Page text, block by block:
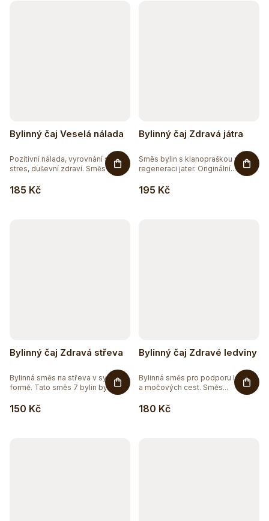
Bylinný čaj Veselá nálada
185 Kč
Pozitivní nálada, vyrovnání se
stres, duševní zdraví. Směs 7...
Bylinný čaj Zdravá játra
195 Kč
Směs bylin s klanopraškou pro
regeneraci jater. Originální...
Bylinný čaj Zdravá střeva
150 Kč
Bylinná směs na střeva v sypané
formě. Tato směs 7 bylin byla...
Bylinný čaj Zdravé ledviny
180 Kč
Bylinná směs pro podporu ledvin
a močových cest. Směs...